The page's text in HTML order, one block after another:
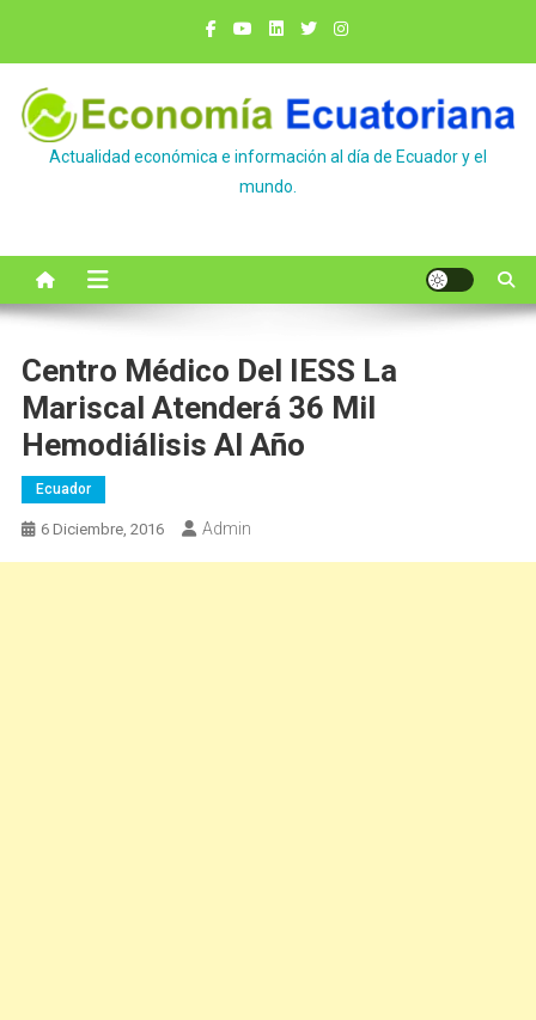
Actualidad económica e información al día de Ecuador y el
mundo.
Centro Médico Del IESS La
Mariscal Atenderá 36 Mil
Hemodiálisis Al Año
Ecuador
6 Diciembre, 2016 Admin